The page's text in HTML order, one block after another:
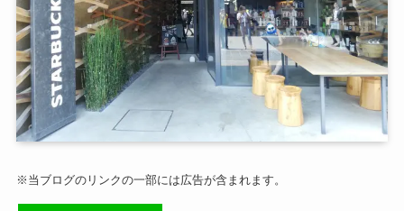
※当ブログのリンクの一部には広告が含まれます。